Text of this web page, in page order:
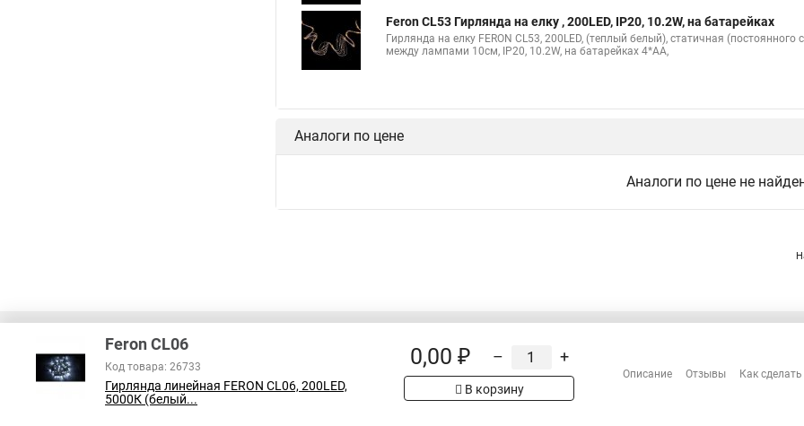
Feron CL53 Гирлянда на елку , 200LED, IP20, 10.2W, на батарейках
Гирлянда на елку FERON CL53, 200LED, (теплый белый), статичная
между лампами 10см, IP20, 10.2W, на батарейках 4*AA,
Аналоги по цене
Аналоги по цене не
В соответствии с пунктом 2 статьи 437 ГК РФ, вся информация о товарах на сайте имеет
Сотрудничество
Feron CL06
Код товара: 26733
Гирлянда линейная FERON CL06, 200LED,
5000К (белый...
0,00 ₽ – +
В корзину
Описание Отзывы Как сделать